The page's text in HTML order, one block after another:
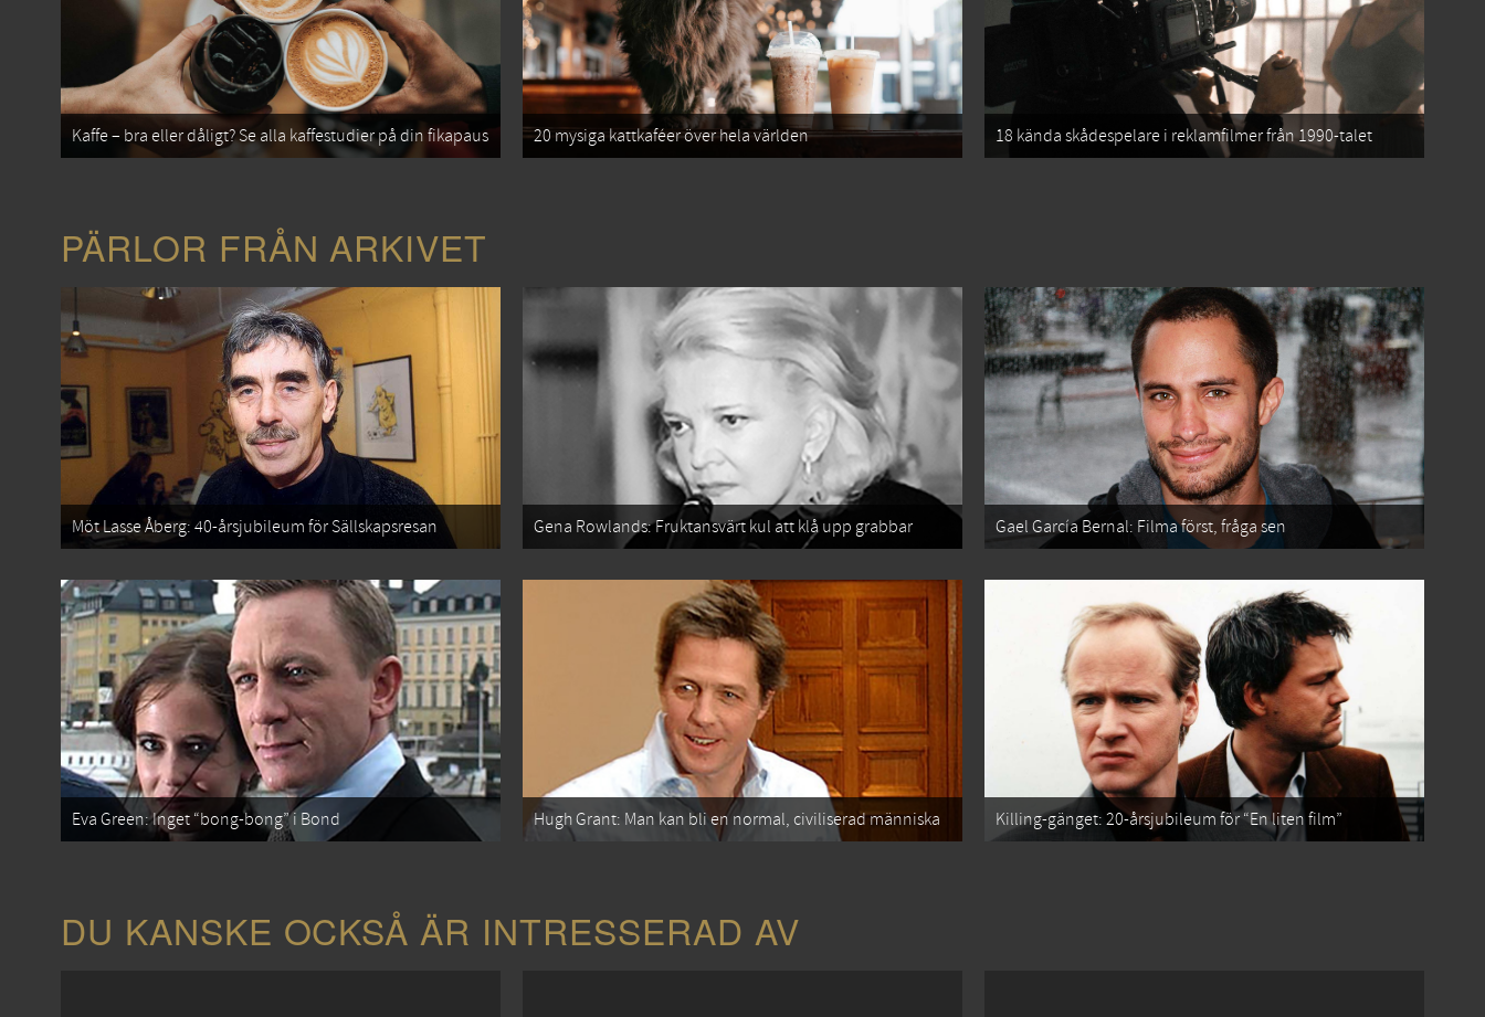
Kaffe – bra eller dåligt? Se alla kaffestudier på din fikapaus 20 mysiga kattkaféer över hela världen 18 kända skådespelare i reklamfilmer från 1990-talet
PÄRLOR FRÅN ARKIVET
Möt Lasse Åberg: 40-årsjubileum för Sällskapsresan Gena Rowlands: Fruktansvärt kul att klå upp grabbar Gael García Bernal: Filma först, fråga sen
Eva Green: Inget “bong-bong” i Bond Hugh Grant: Man kan bli en normal, civiliserad människa Killing-gänget: 20-årsjubileum för “En liten film”
DU KANSKE OCKSÅ ÄR INTRESSERAD AV